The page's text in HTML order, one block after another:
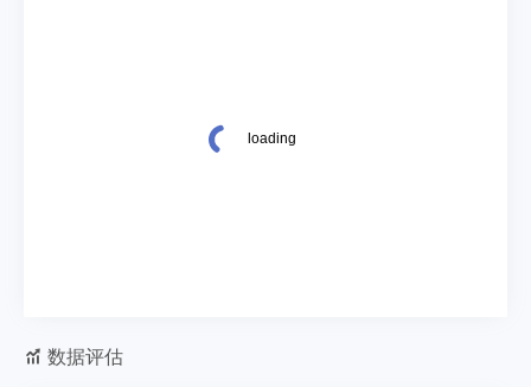
数据评估